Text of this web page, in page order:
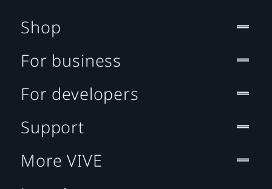
Shop
For business
For developers
Support
More VIVE